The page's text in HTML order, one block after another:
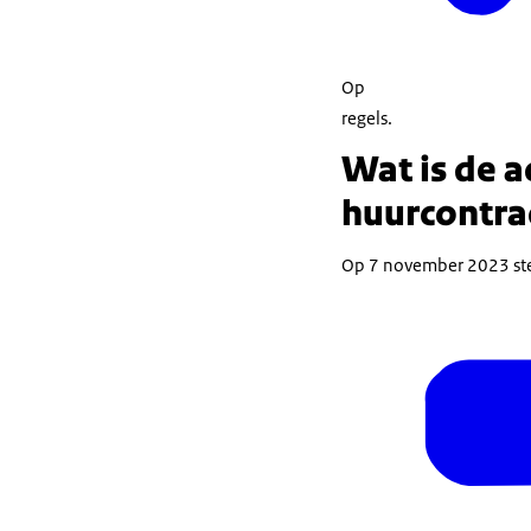
Op
regels.
Wat is de
Op 7 november 2023